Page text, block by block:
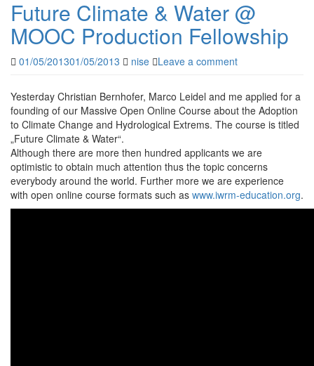
Future Climate & Water @
MOOC Production Fellowship
01/05/201301/05/2013 nise Leave a comment
Yesterday Christian Bernhofer, Marco Leidel and me applied for a
founding of our Massive Open Online Course about the Adoption
to Climate Change and Hydrological Extrems. The course is titled
„Future Climate & Water“.
Although there are more then hundred applicants we are
optimistic to obtain much attention thus the topic concerns
everybody around the world. Further more we are experience
with open online course formats such as www.iwrm-education.org.